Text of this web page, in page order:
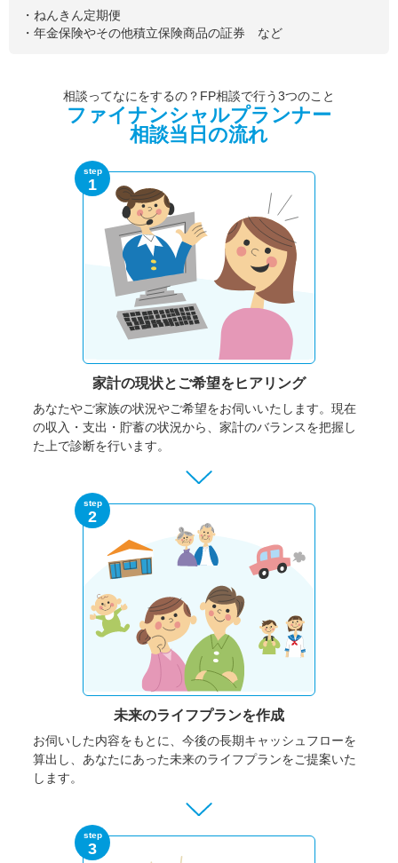
・ねんきん定期便
・年金保険やその他積立保険商品の証券 など
相談ってなにをするの？FP相談で行う3つのこと
ファイナンシャルプランナー
相談当日の流れ
step
1
家計の現状と ご希望をヒアリング
あなたやご家族の状況やご希望をお伺いいたします。 現在
の収入・支出・貯蓄の状況から、家計のバランスを把握し
た上で診断を行います。
step
2
未来のライフプランを作成
お伺いした内容をもとに、今後の長期キャッシュフローを
算出し、あなたにあった未来のライフプランをご提案いた
します。
step
3